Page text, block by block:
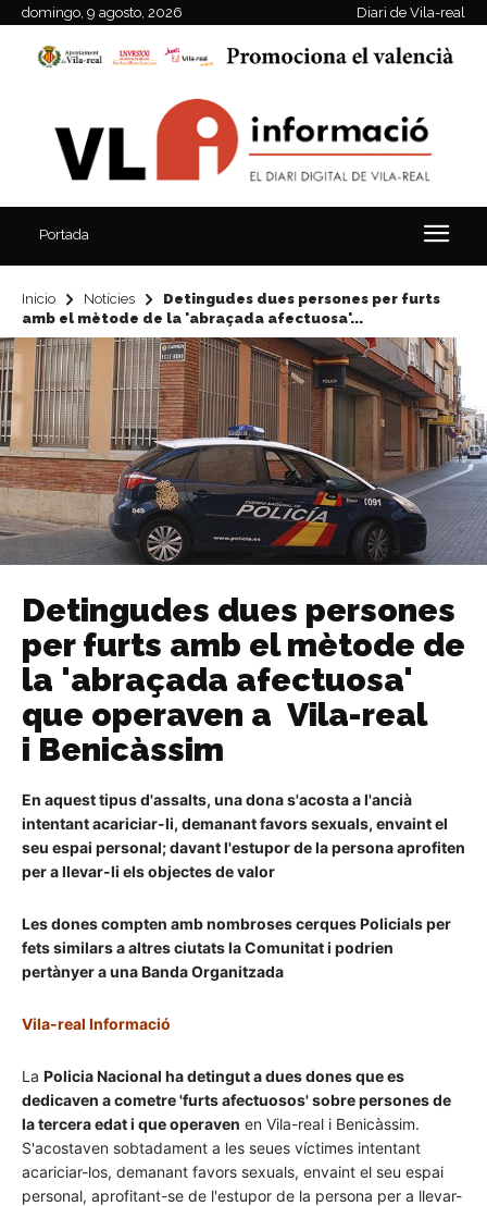
domingo, 9 agosto, 2026 Diari de Vila-real
Portada
Inicio Notícies
Detingudes dues persones per furts
amb el mètode de la 'abraçada afectuosa'...
Detingudes dues persones
per furts amb el mètode de
la 'abraçada afectuosa'
que operaven a Vila-real
i Benicàssim
En aquest tipus d'assalts, una dona s'acosta a l'ancià
intentant acariciar-li, demanant favors sexuals, envaint el
seu espai personal; davant l'estupor de la persona aprofiten
per a llevar-li els objectes de valor
Les dones compten amb nombroses cerques Policials per
fets similars a altres ciutats la Comunitat i podrien
pertànyer a una Banda Organitzada
Vila-real Informació
La Policia Nacional ha detingut a dues dones que es
dedicaven a cometre 'furts afectuosos' sobre persones de
la tercera edat i queoperaven en Vila-real i Benicàssim.
S'acostaven sobtadament a les seues víctimes intentant
acariciar-los, demanant favors sexuals, envaint el seu espai
personal, aprofitant-se de l'estupor de la persona per a llevar-